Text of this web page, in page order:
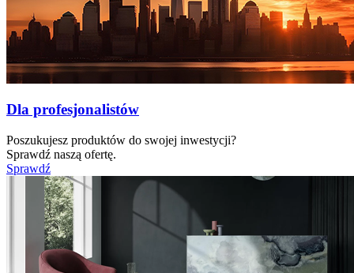
Dla profesjonalistów
Poszukujesz produktów do swojej inwestycji?
Sprawdź naszą ofertę.
Sprawdź